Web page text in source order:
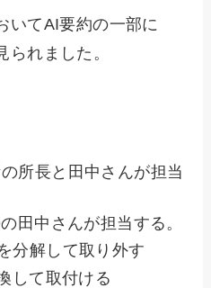
いてAI要約の一部に
られました。
所長と田中さんが担当
田中さんが担当する。
分解して取り外す
して取付ける